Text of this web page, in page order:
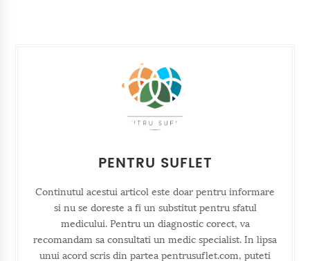
PENTRU SUFLET
Continutul acestui articol este doar pentru informare
si nu se doreste a fi un substitut pentru sfatul
medicului. Pentru un diagnostic corect, va
recomandam sa consultati un medic specialist. In lipsa
unui acord scris din partea pentrusuflet.com, puteti